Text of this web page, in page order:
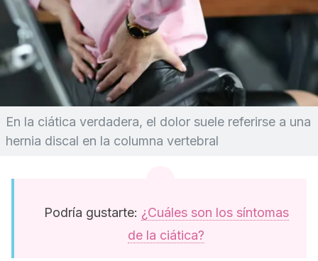
En la ciática verdadera, el dolor suele referirse a una
hernia discal en la columna vertebral
Podría gustarte: ¿Cuáles son los síntomas
de la ciática?